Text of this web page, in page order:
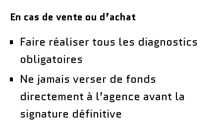
En cas de vente ou d’achat
Faire réaliser tous les diagnostics
obligatoires
Ne jamais verser de fonds
directement à l’agence avant la
signature définitive